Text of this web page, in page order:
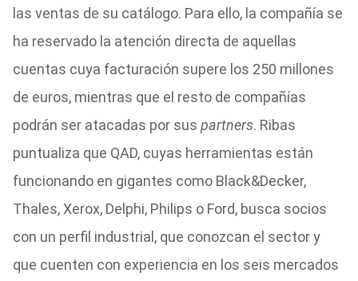
las ventas de su catálogo. Para ello, la compañía se
ha reservado la atención directa de aquellas
cuentas cuya facturación supere los 250 millones
de euros, mientras que el resto de compañías
podrán ser atacadas por sus partners. Ribas
puntualiza que QAD, cuyas herramientas están
funcionando en gigantes como Black&Decker,
Thales, Xerox, Delphi, Philips o Ford, busca socios
con un perfil industrial, que conozcan el sector y
que cuenten con experiencia en los seis mercados